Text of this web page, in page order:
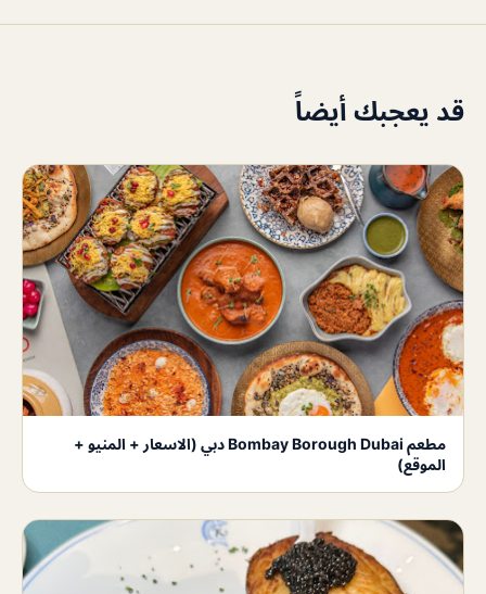
قد يعجبك أيضاً
مطعم Bombay Borough Dubai دبي (الاسعار + المنيو +
الموقع)